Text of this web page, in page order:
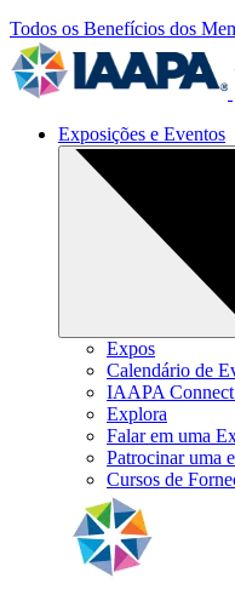
Todos os Benefícios dos
Exposições e Eventos
Expos
Calendário de
IAAPA
Explora
Falar em uma
Patrocinar uma
Cursos de